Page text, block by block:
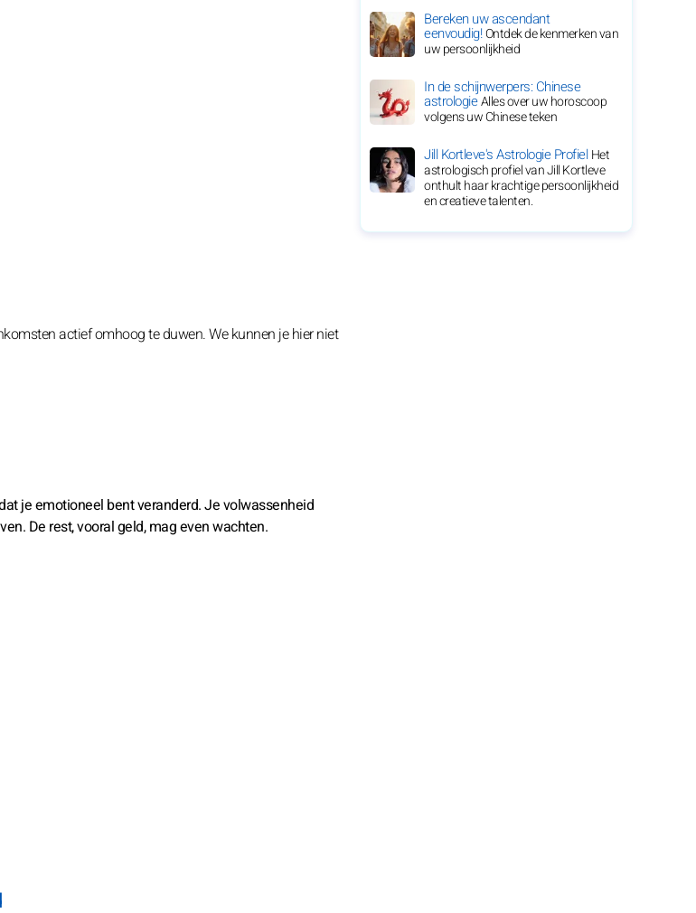
actief omhoog te duwen. We kunnen je hier niet
je emotioneel bent veranderd. Je volwassenheid
De rest, vooral geld, mag even wachten.
Bereken uw ascendant
eenvoudig!Ontdek de kenmerken van
uw persoonlijkheid
In de schijnwerpers: Chinese
astrologieAlles over uw horoscoop
volgens uw Chinese teken
Jill Kortleve's Astrologie ProfielHet
astrologisch profiel van Jill Kortleve
onthult haar krachtige persoonlijkheid
en creatieve talenten.